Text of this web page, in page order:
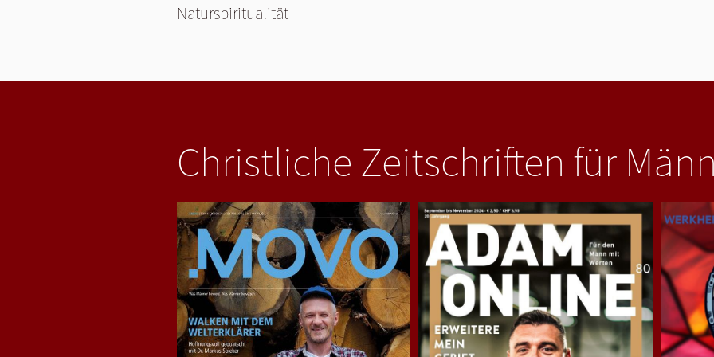
Naturspiritualität
Christliche Zeitschriften für